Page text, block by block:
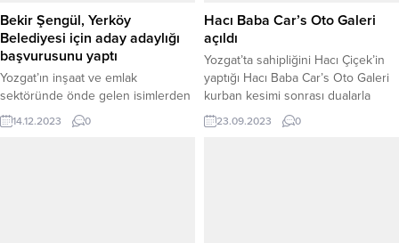
13049P yabancı...
Bekir Şengül, Yerköy
Belediyesi için aday adaylığı
başvurusunu yaptı
Yozgat’ın inşaat ve emlak
sektöründe önde gelen isimlerden
olan Yapıtur İnşaat ve emlak Firması
sahibi Bekir Şengül, 31 Mart’ta
14.12.2023 0
Hacı Baba Car’s Oto Galeri
açıldı
Yozgat’ta sahipliğini Hacı Çiçek’in
yaptığı Hacı Baba Car’s Oto Galeri
kurban kesimi sonrası dualarla
açılışı yapıldı.
23.09.2023 0